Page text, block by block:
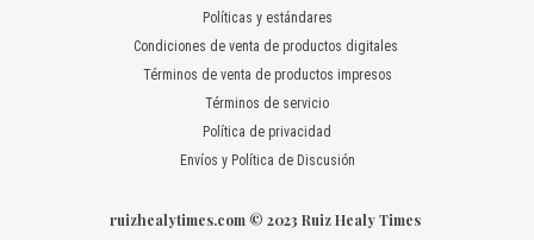
Políticas y estándares
Condiciones de venta de productos digitales
Términos de venta de productos impresos
Términos de servicio
Política de privacidad
Envíos y Política de Discusión
ruizhealytimes.com © 2023 Ruiz Healy Times